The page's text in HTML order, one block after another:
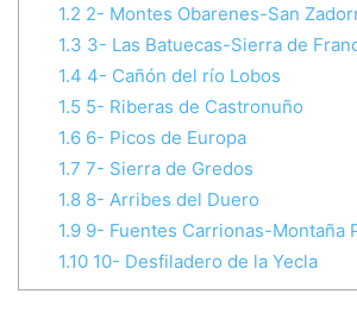
1.2 2- Montes Obarenes-San
1.3 3- Las Batuecas-Sierra de
1.4 4- Cañón del río Lobos
1.5 5- Riberas de Castronuño
1.66- Picos de Europa
1.7 7- Sierra de Gredos
1.88- Arribes del Duero
1.99- Fuentes Carrionas-Montaña
1.1010- Desfiladero de la Yecla